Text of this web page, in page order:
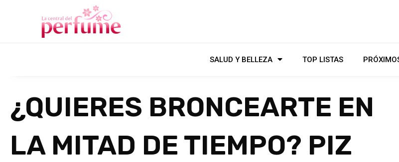
SALUD Y BELLEZA TOP LISTAS
¿QUIERES BRONCEARTE EN
LA MITAD DE TIEMPO? PIZ